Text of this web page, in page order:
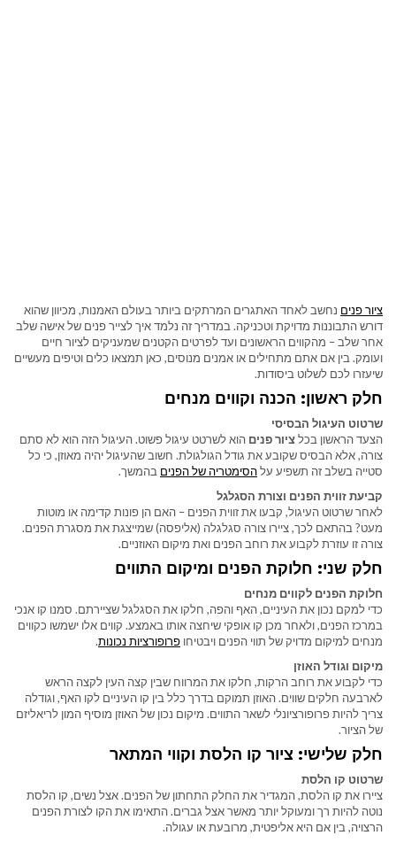
ציור פנים נחשב לאחד האתגרים המרתקים ביותר בעולם האמנות, מכיוון שהוא
דורש התבוננות מדויקת וטכניקה. במדריך זה נלמד איך לצייר פנים של אישה שלב
אחר שלב – מהקווים הראשונים ועד לפרטים הקטנים שמעניקים לציור חיים
ועומק. בין אם אתם מתחילים או אמנים מנוסים, כאן תמצאו כלים וטיפים מעשיים
שיעזרו לכם לשלוט ביסודות.
חלק ראשון: הכנה וקווים מנחים
שרטוט העיגול הבסיסי
הצעד הראשון בכלציור פנים הוא לשרטט עיגול פשוט. העיגול הזה הוא לא סתם
צורה, אלא הבסיס שקובע את גודל הגולגולת. חשוב שהעיגול יהיה מאוזן, כי כל
סטייה בשלב זה תשפיע עלהסימטריה של הפנים בהמשך.
קביעת זווית הפנים וצורת הסגלגל
לאחר שרטוט העיגול, קבעו את זווית הפנים – האם הן פונות קדימה או מוטות
מעט? בהתאם לכך, ציירו צורה סגלגלה (אליפסה) שמייצגת את מסגרת הפנים.
צורה זו עוזרת לקבוע את רוחב הפנים ואת מיקום האוזניים.
חלק שני: חלוקת הפנים ומיקום התווים
חלוקת הפנים לקווים מנחים
כדי למקם נכון את העיניים, האף והפה, חלקו את הסגלגל שציירתם. סמנו קו אנכי
במרכז הפנים, ולאחר מכן קו אופקי שיחצה אותו באמצע. קווים אלו ישמשו כקווים
מנחים למיקום מדויק של תווי הפנים ויבטיחו פרופורציות נכונות.
מיקום וגודל האוזן
כדי לקבוע את רוחב הרקות, חלקו את המרווח שבין קצה העין לקצה הראש
לארבעה חלקים שווים. האוזן תמוקם בדרך כלל בין קו העיניים לקו האף, וגודלה
צריך להיות פרופורציונלי לשאר התווים. מיקום נכון של האוזן מוסיף המון לריאליזם
של הציור.
חלק שלישי: ציור קו הלסת וקווי המתאר
שרטוט קו הלסת
ציירו את קו הלסת, המגדיר את החלק התחתון של הפנים. אצל נשים, קו הלסת
נוטה להיות רך ומעוקל יותר מאשר אצל גברים. התאימו את הקו לצורת הפנים
הרצויה, בין אם היא אליפטית, מרובעת או עגולה.